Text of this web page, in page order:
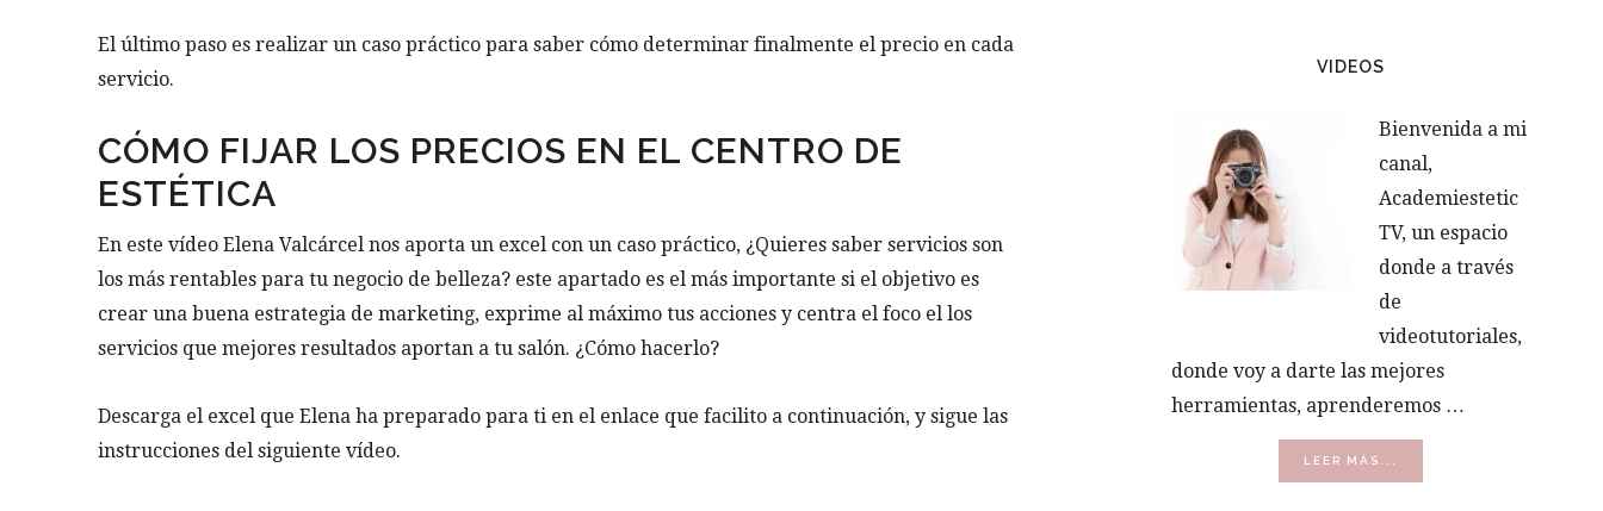
El último paso es realizar un caso práctico para saber cómo determinar finalmente el precio en cada
servicio.
CÓMO FIJAR LOS PRECIOS EN EL CENTRO DE
ESTÉTICA
En este vídeo Elena Valcárcel nos aporta un excel con un caso práctico, ¿Quieres saber servicios son
los más rentables para tu negocio de belleza? este apartado es el más importante si el objetivo es
crear una buena estrategia de marketing, exprime al máximo tus acciones y centra el foco el los
servicios que mejores resultados aportan a tu salón. ¿Cómo hacerlo?
Descarga el excel que Elena ha preparado para ti en el enlace que facilito a continuación, y sigue las
instrucciones del siguiente vídeo.
VIDEOS
Bienvenida a mi
canal,
Academiestetic
TV, un espacio
donde a través
de
videotutoriales,
donde voy a darte las mejores
herramientas, aprenderemos …
LEER MÁS...
DE